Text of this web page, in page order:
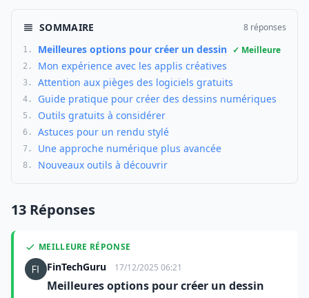
SOMMAIRE 8 réponses
1. Meilleures options pour créer un dessin ✓ Meilleure
2. Mon expérience avec les applis créatives
3. Attention aux pièges des logiciels gratuits
4. Guide pratique pour créer des dessins numériques
5. Outils gratuits à considérer
6. Astuces pour un rendu stylé
7. Une approche numérique plus avancée
8. Nouveaux outils à découvrir
13 Réponses
MEILLEURE RÉPONSE
FinTechGuru 17/12/2025 06:21
Meilleures options pour créer un dessin